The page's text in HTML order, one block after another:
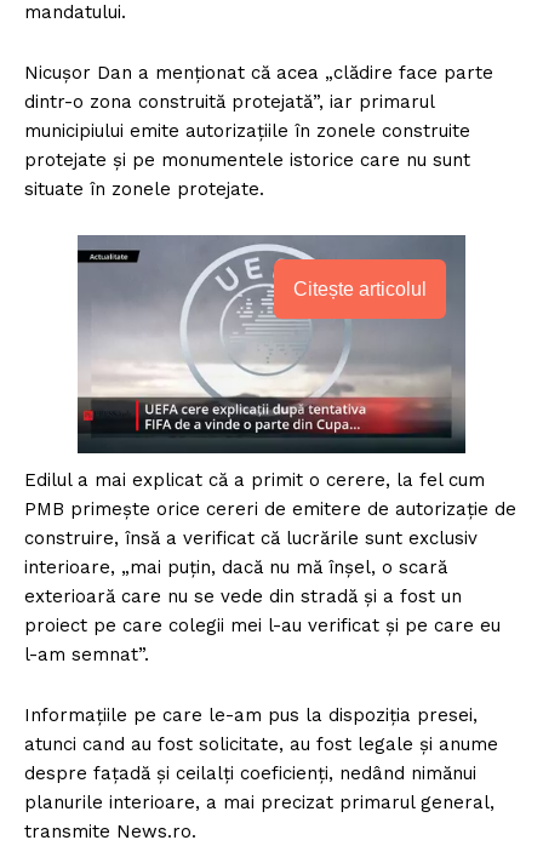
mandatului.
Nicușor Dan a menționat că acea „clădire face parte
dintr-o zona construită protejată”, iar primarul
municipiului emite autorizaţiile în zonele construite
protejate şi pe monumentele istorice care nu sunt
situate în zonele protejate.
Citește articolul
Edilul a mai explicat că a primit o cerere, la fel cum
PMB primeşte orice cereri de emitere de autorizaţie de
construire, însă a verificat că lucrările sunt exclusiv
interioare, „mai puţin, dacă nu mă înşel, o scară
exterioară care nu se vede din stradă şi a fost un
proiect pe care colegii mei l-au verificat şi pe care eu
l-am semnat”.
Informaţiile pe care le-am pus la dispoziţia presei,
atunci cand au fost solicitate, au fost legale şi anume
despre faţadă şi ceilalţi coeficienţi, nedând nimănui
planurile interioare, a mai precizat primarul general,
transmite News.ro.